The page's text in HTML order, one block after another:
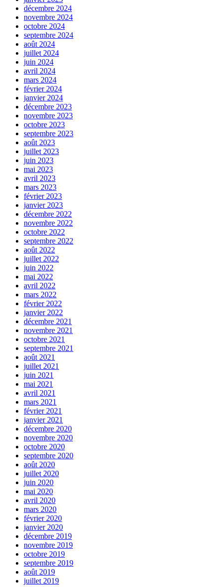
décembre 2024
novembre 2024
octobre 2024
septembre 2024
août 2024
juillet 2024
juin 2024
avril 2024
mars 2024
février 2024
janvier 2024
décembre 2023
novembre 2023
octobre 2023
septembre 2023
août 2023
juillet 2023
juin 2023
mai 2023
avril 2023
mars 2023
février 2023
janvier 2023
décembre 2022
novembre 2022
octobre 2022
septembre 2022
août 2022
juillet 2022
juin 2022
mai 2022
avril 2022
mars 2022
février 2022
janvier 2022
décembre 2021
novembre 2021
octobre 2021
septembre 2021
août 2021
juillet 2021
juin 2021
mai 2021
avril 2021
mars 2021
février 2021
janvier 2021
décembre 2020
novembre 2020
octobre 2020
septembre 2020
août 2020
juillet 2020
juin 2020
mai 2020
avril 2020
mars 2020
février 2020
janvier 2020
décembre 2019
novembre 2019
octobre 2019
septembre 2019
août 2019
juillet 2019